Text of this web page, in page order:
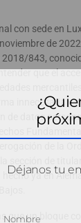
con sede en
de
843,
que el
innecesaria y
de datos
de la
sección de
ya en
que un bloque
Déjanos tu